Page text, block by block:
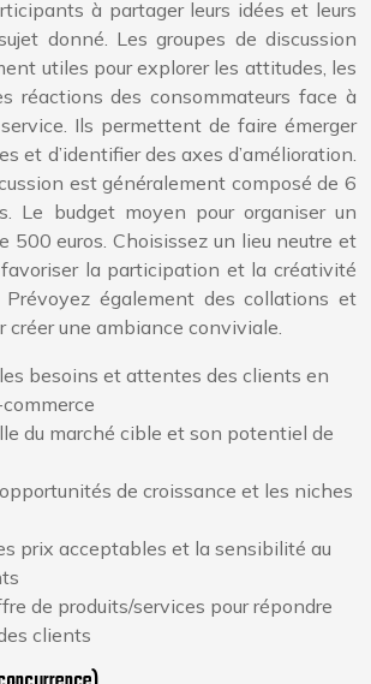
à partager leurs idées et leurs
donné. Les groupes de discussion
utiles pour explorer les attitudes, les
réactions des consommateurs face à
Ils permettent de faire émerger
et d’identifier des axes d’amélioration.
est généralement composé de 6
Le budget moyen pour organiser un
500 euros. Choisissez un lieu neutre et
la participation et la créativité
également des collations et
créer une ambiance conviviale.
besoins et attentes des clients en
du marché cible et son potentiel de
de croissance et les niches
prix acceptables et la sensibilité au
de produits/services pour répondre
clients